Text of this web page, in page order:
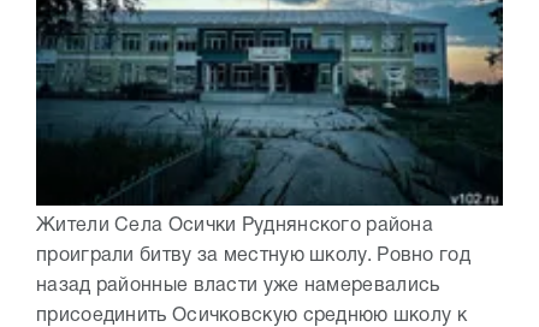
Жители Села Осички Руднянского района
проиграли битву за местную школу. Ровно год
назад районные власти уже намеревались
присоединить Осичковскую среднюю школу к